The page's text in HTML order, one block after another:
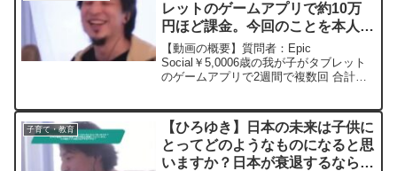
レットのゲームアプリで約10万
円ほど課金。今回のことを本人に
伝えるべきか、またどのような教
えをすれば良いかアドバイスお願
いします。ー ひろゆき切り抜
【動画の概要】質問者：Epic
Social￥5,0006歳の我が子がタブレット
のゲームアプリで2週間で複数回 合計約
容はパズル系ゲームで2〜3日に1時間程
度の利用頻...
子育て・教育
【ひろゆき】日本の未来は子供に
とってどのようなものになると思
いますか？日本が衰退するなら家